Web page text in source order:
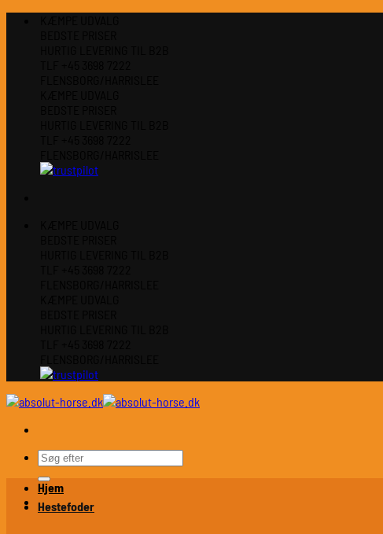
Søg
efter:
Hjem
Hestefoder